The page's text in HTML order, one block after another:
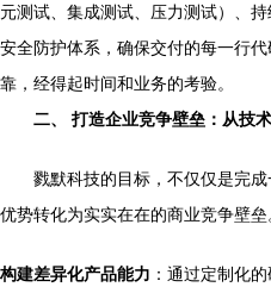
元测试、集成测试、压力测试）、
安全防护体系，确保交付的每一行
靠，经得起时间和业务的考验。
二、 打造企业竞争壁垒：从技
戮默科技的目标，不仅仅是完
优势转化为实实在在的商业竞争壁垒
构建差异化产品能力 ：通过定制化